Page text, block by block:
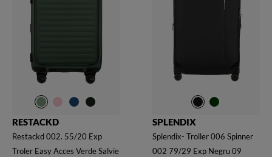
RESTACKD
Restackd 002. 55/20 Exp
Troler Easy Acces Verde Salvie
SPLENDIX
Splendix- Troller 006 Spinner
002 79/29 Exp Negru 09